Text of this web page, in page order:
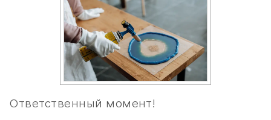
Ответственный момент!